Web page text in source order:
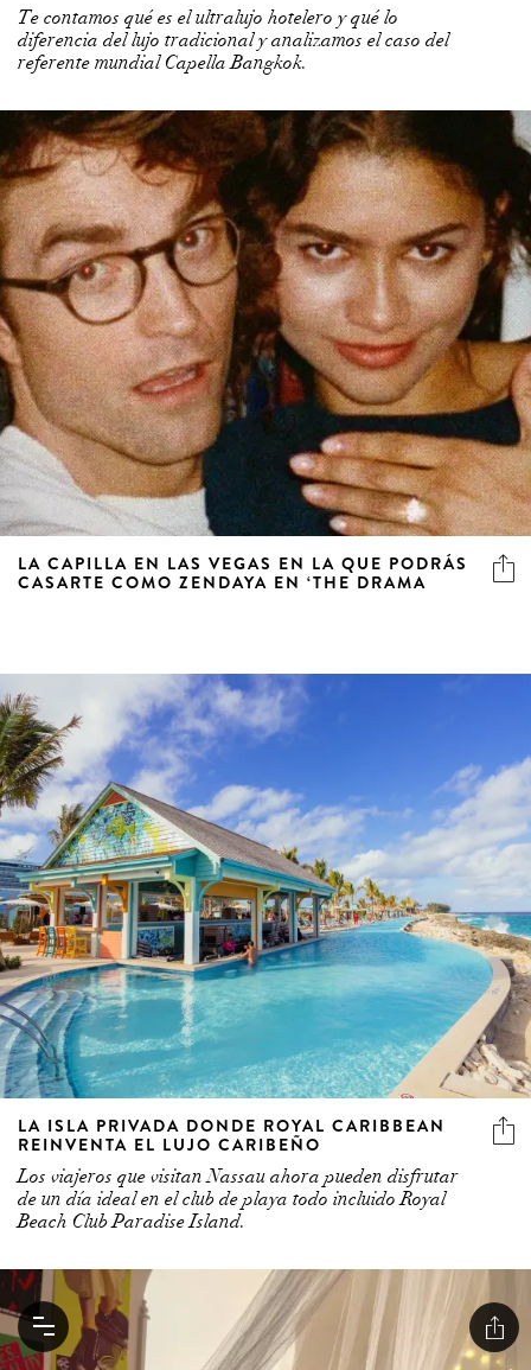
Te contamos qué es el ultralujo hotelero y qué lo
diferencia del lujo tradicional y analizamos el caso del
referente mundial Capella Bangkok.
LA CAPILLA EN LAS VEGAS EN LA QUE PODRÁS
CASARTE COMO ZENDAYA EN ‘THE DRAMA
LA ISLA PRIVADA DONDE ROYAL CARIBBEAN
REINVENTA EL LUJO CARIBEÑO
Los viajeros que visitan Nassau ahora pueden disfrutar
de un día ideal en el club de playa todo incluido Royal
Beach Club Paradise Island.